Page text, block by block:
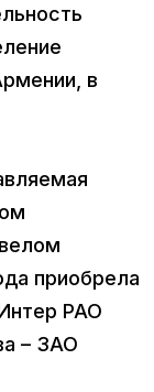
в
приобрела
РАО
– ЗАО